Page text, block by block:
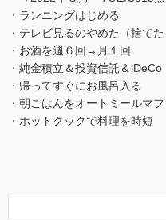
・ランニングはじめる
・テレビ見るのやめた（捨てた
・お酒を週６回→月１回
・純金積立＆投資信託＆iDeCo
・帰ってすぐにお風呂入る
・朝ごはんをオートミールマ
・ホットクックで料理を時短